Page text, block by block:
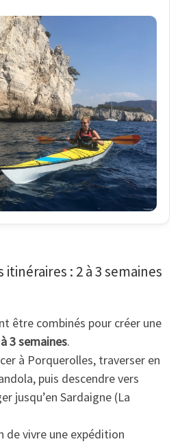
: 2 à 3 semaines
être combinés pour créer une
3 semaines.
à Porquerolles, traverser en
puis descendre vers
jusqu’en Sardaigne (La
de vivre une expédition